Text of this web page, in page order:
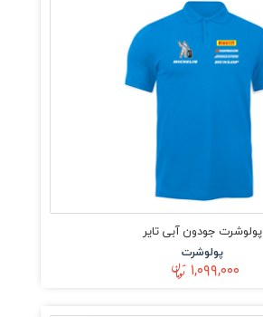
پولوشرت جودون آبی تایر
پولوشرت
۱,۰۹۹,۰۰۰